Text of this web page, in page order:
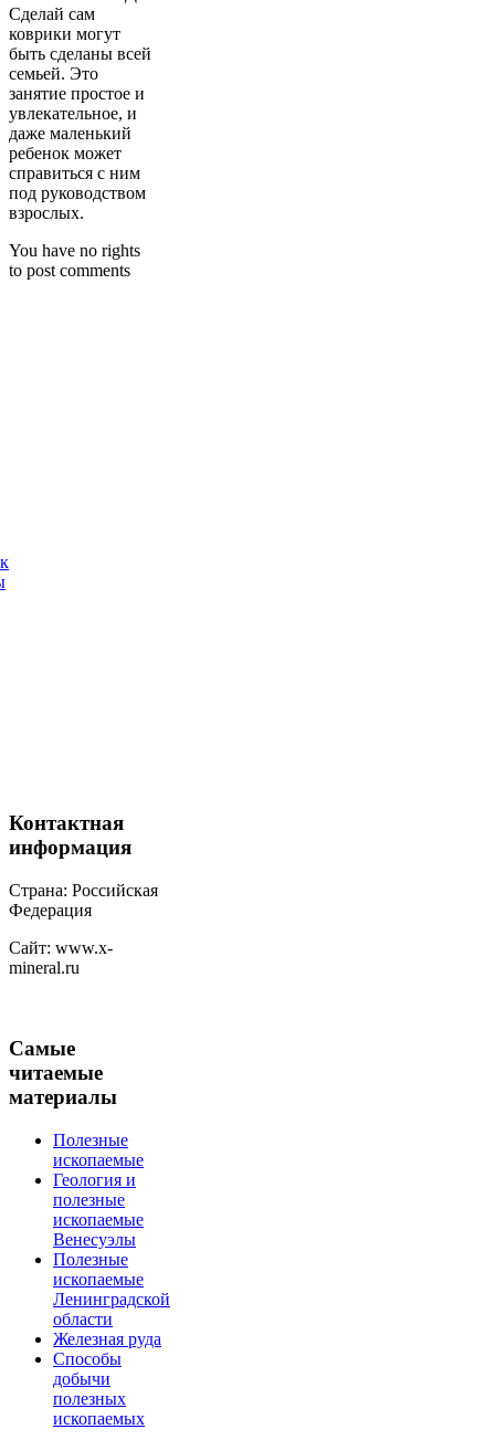
Сделай сам
коврики могут
быть сделаны всей
семьей. Это
занятие простое и
увлекательное, и
даже маленький
ребенок может
справиться с ним
под руководством
взрослых.
You have no rights
to post comments
Контактная
информация
Страна: Российская
Федерация
Сайт: www.x-
mineral.ru
Самые
читаемые
материалы
Полезные
ископаемые
Геология и
полезные
ископаемые
Венесуэлы
Полезные
ископаемые
Ленинградской
области
Железная руда
Способы
добычи
полезных
ископаемых